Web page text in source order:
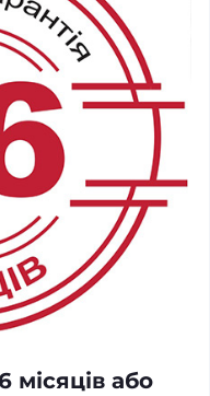
місяців або